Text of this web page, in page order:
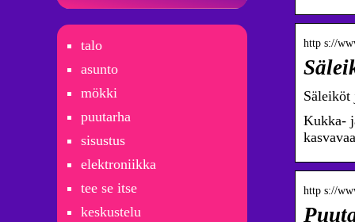
http s://
Säleiköt
Kukka-
http s://
talo
asunto
mökki
puutarha
sisustus
elektroniikka
tee se itse
keskustelu